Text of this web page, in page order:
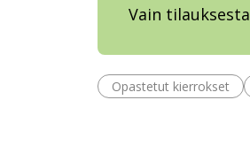
Vain tilauksesta
Opastetut kierrokset